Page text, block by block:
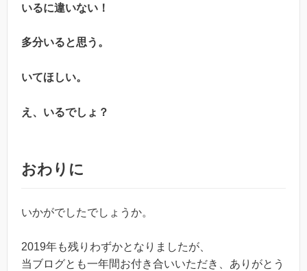
いるに違いない！
多分いると思う。
いてほしい。
え、いるでしょ？
おわりに
いかがでしたでしょうか。
2019年も残りわずかとなりましたが、
当ブログとも一年間お付き合いいただき、ありがとう